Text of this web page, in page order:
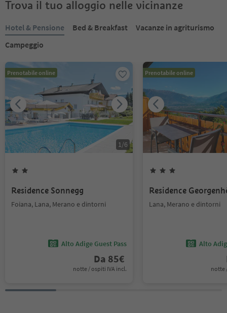
Trova il tuo alloggio nelle vicinanze
Hotel & Pensione Bed & Breakfast
Vacanze in agriturismo
Campeggio
Prenotabile online
1/6
Residence Sonnegg
Foiana, Lana, Merano e dintorni
Alto Adige Guest Pass
Da 85€
notte / ospiti IVA incl.
Prenotabile online
Residence
Lana, Merano e dintorni
Alto
notte